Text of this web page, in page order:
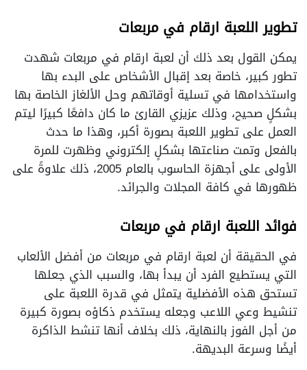
تطوير اللعبة ارقام في مربعات
يمكن القول بعد ذلك أن لعبة ارقام في مربعات شهدت
تطور كبير، خاصة بعد إقبال الأشخاص على البدء بها
واستخدامها في تسلية أوقاتهم وحل الألغاز الخاصة بها
بشكلٍ صحيح، وذلك عزيزي القارئ ما كان دافعًا كبيرًا ليتم
العمل على تطوير اللعبة بصورة أكبر، وهذا ما حدث
بالفعل وتمت صناعتها بشكلٍ إلكتروني وظهرت للمرة
الأولى على أجهزة الحاسوب بالعام 2005، ذلك علاوةً على
ظهورها في كافة المجلات والجرائد.
فوائد اللعبة ارقام في مربعات
في الحقيقة أن لعبة ارقام في مربعات من أفضل الألعاب
التي يستطيع الفرد أن يبدأ بها، والسبب الذي جعلها
تستحق هذه الأفضلية يتمثل في قدرة اللعبة على
تنشيط وعي اللاعب وجعله يستخدم ذكاؤه بصورة كبيرة
من أجل الفوز بالنهاية، ذلك بخلاف أنها تنشط الذاكرة
أيضًا وسرعة البديهة.